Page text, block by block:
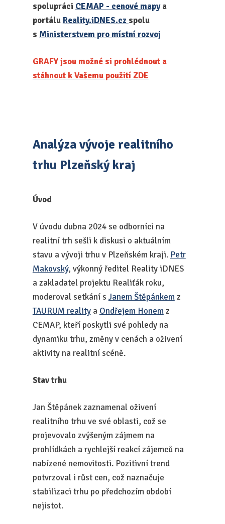
spolupráci CEMAP - cenové mapya
portálu Reality.iDNES.cz spolu
s Ministerstvem pro místní rozvoj
GRAFY jsou možné si prohlédnout a
stáhnout k Vašemu použití ZDE
Analýza vývoje realitního
trhu Plzeňský kraj
Úvod
V úvodu dubna 2024 se odborníci na
realitní trh sešli k diskusi o aktuálním
stavu a vývoji trhu v Plzeňském kraji. Petr
Makovský, výkonný ředitel Reality iDNES
a zakladatel projektu Realiťák roku,
moderoval setkání sJanem Štěpánkemz
TAURUM realitya Ondřejem Honemz
CEMAP, kteří poskytli své pohledy na
dynamiku trhu, změny v cenách a oživení
aktivity na realitní scéně.
Stav trhu
Jan Štěpánek zaznamenal oživení
realitního trhu ve své oblasti, což se
projevovalo zvýšeným zájmem na
prohlídkách a rychlejší reakcí zájemců na
nabízené nemovitosti. Pozitivní trend
potvrzoval i růst cen, což naznačuje
stabilizaci trhu po předchozím období
nejistot.